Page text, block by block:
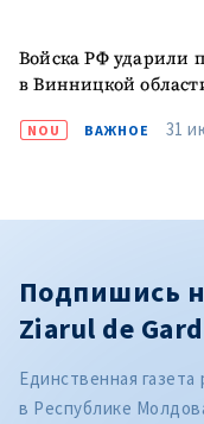
Войска РФ ударили
в Винницкой
NOU ВАЖНОЕ 31
Подпишись
Ziarul de
Единственная газета
в Республике